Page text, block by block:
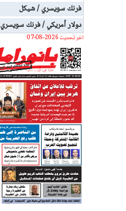
فرنك سويسري / شيكل
دولار أمريكي / فرنك سويسري
اخر تحديث 2026-08-07